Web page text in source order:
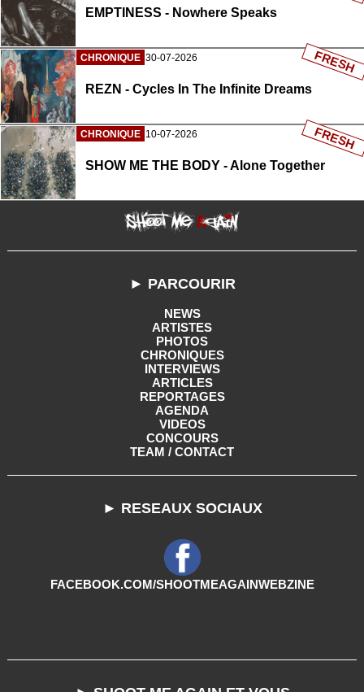
EMPTINESS - Nowhere Speaks
CHRONIQUE 30-07-2026
REZN - Cycles In The Infinite Dreams
FRESH
CHRONIQUE 10-07-2026
SHOW ME THE BODY - Alone Together
FRESH
► PARCOURIR
NEWS
ARTISTES
PHOTOS
CHRONIQUES
INTERVIEWS
ARTICLES
REPORTAGES
AGENDA
VIDEOS
CONCOURS
TEAM / CONTACT
► RESEAUX SOCIAUX
FACEBOOK.COM/SHOOTMEAGAINWEBZINE